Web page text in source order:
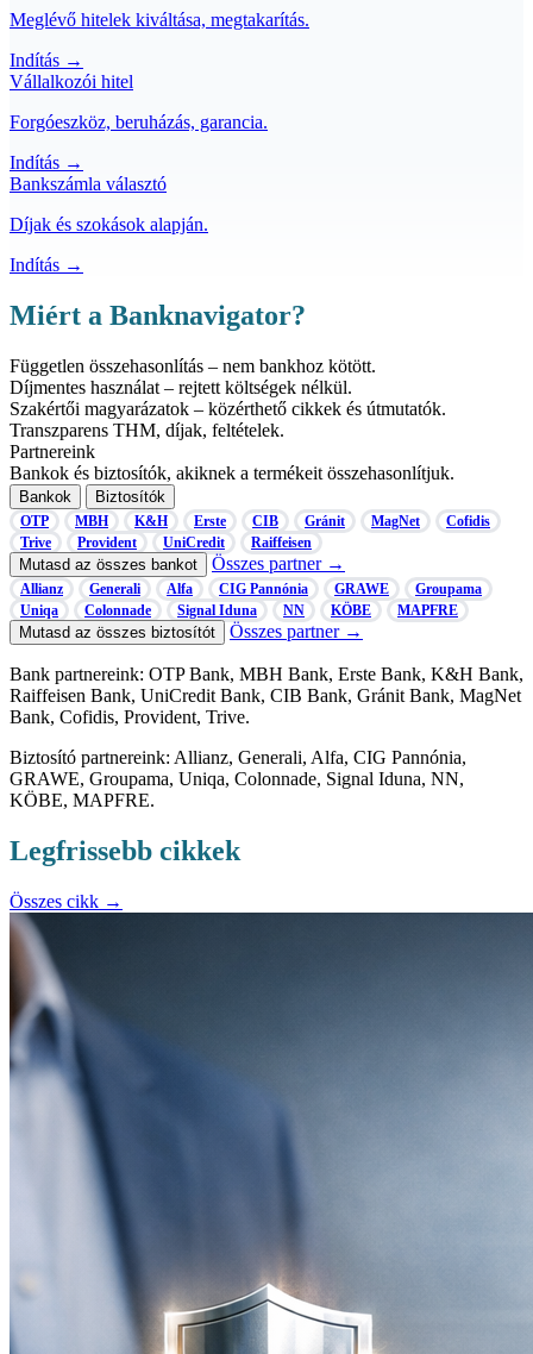
Meglévő hitelek kiváltása, megtakarítás.
Indítás →
Vállalkozói hitel
Forgóeszköz, beruházás, garancia.
Indítás →
Bankszámla választó
Díjak és szokások alapján.
Indítás →
Miért a Banknavigator?
Független összehasonlítás – nem bankhoz kötött.
Díjmentes használat – rejtett költségek nélkül.
Szakértői magyarázatok – közérthető cikkek és útmutatók.
Transzparens THM, díjak, feltételek.
Partnereink
Bankok és biztosítók, akiknek a termékeit összehasonlítjuk.
Bankok Biztosítók
OTP MBH K&H Erste CIB Gránit MagNet
Cofidis
Trive
Provident UniCredit Raiffeisen
Mutasd az összes bankot Összes partner →
Allianz Generali Alfa CIG Pannónia GRAWE
Groupama
Uniqa
Colonnade Signal Iduna NN KÖBE MAPFRE
Mutasd az összes biztosítót Összes partner →
Bank partnereink: OTP Bank, MBH Bank, Erste Bank, K&H Bank,
Raiffeisen Bank, UniCredit Bank, CIB Bank, Gránit Bank, MagNet
Bank, Cofidis, Provident, Trive.
Biztosító partnereink: Allianz, Generali, Alfa, CIG Pannónia,
GRAWE, Groupama, Uniqa, Colonnade, Signal Iduna, NN,
KÖBE, MAPFRE.
Legfrissebb cikkek
Összes cikk →